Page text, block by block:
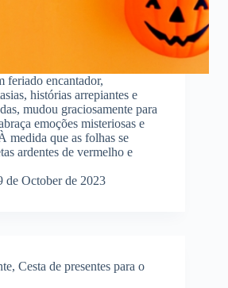
feriado encantador,
histórias arrepiantes e
mudou graciosamente para
emoções misteriosas e
medida que as folhas se
ardentes de vermelho e
de October de 2023
, Cesta de presentes para o